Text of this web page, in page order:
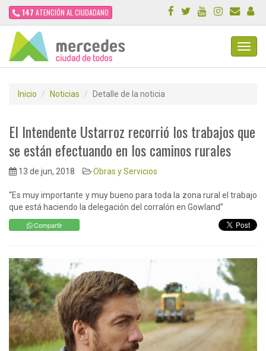
147 ATENCIÓN AL CIUDADANO
Inicio Noticias Detalle de la noticia
El Intendente Ustarroz recorrió los trabajos que
se están efectuando en los caminos rurales
13 de jun, 2018 Obras y Servicios
“Es muy importante y muy bueno para toda la zona rural el trabajo
que está haciendo la delegación del corralón en Gowland”
Compartir